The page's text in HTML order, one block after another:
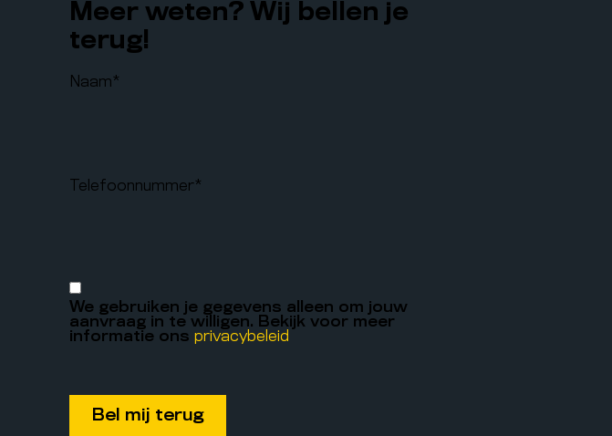
Meer weten? Wij bellen je
terug!
Naam*
Telefoonnummer*
We gebruiken je gegevens alleen om jouw
aanvraag in te willigen. Bekijk voor meer
informatie onsprivacybeleid